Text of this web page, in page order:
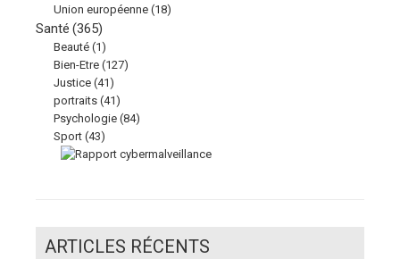
Union européenne (18)
Santé (365)
Beauté (1)
Bien-Etre (127)
Justice (41)
portraits (41)
Psychologie (84)
Sport (43)
ARTICLES RÉCENTS